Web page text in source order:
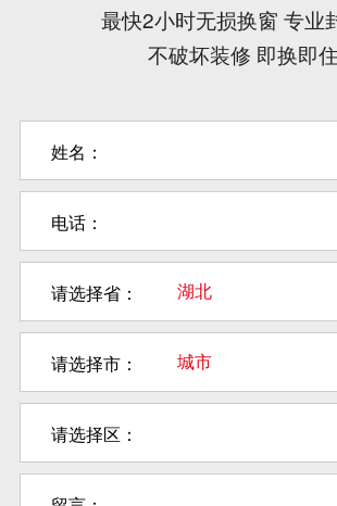
最快2小时无损换窗 专业
不破坏装修 即换即住
姓名：
电话：
请选择省：
请选择市：
请选择区：